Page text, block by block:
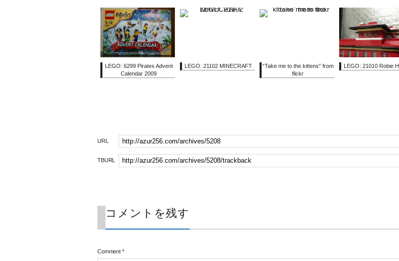
LEGO: 6299 Pirates Advent
Calendar 2009
LEGO: 21102 MINECRAFT
“Take me to the kittens” from
flickr
LEGO: 21010 Robie
URL
TBURL
コメントを残す
Comment *